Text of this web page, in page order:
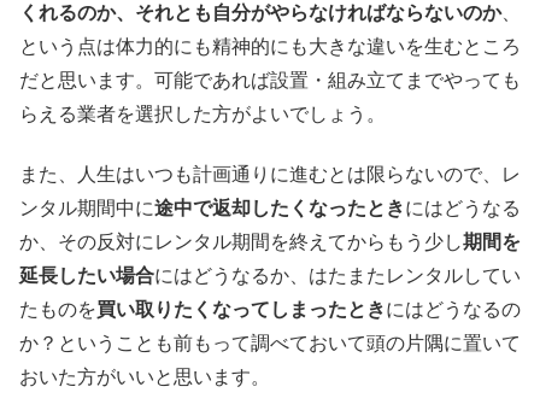
くれるのか、それとも自分がやらなければならないのか、
という点は体力的にも精神的にも大きな違いを生むところ
だと思います。可能であれば設置・組み立てまでやっても
らえる業者を選択した方がよいでしょう。
また、人生はいつも計画通りに進むとは限らないので、レ
ンタル期間中に途中で返却したくなったときにはどうなる
か、その反対にレンタル期間を終えてからもう少し期間を
延長したい場合にはどうなるか、はたまたレンタルしてい
たものを買い取りたくなってしまったときにはどうなるの
か？ということも前もって調べておいて頭の片隅に置いて
おいた方がいいと思います。